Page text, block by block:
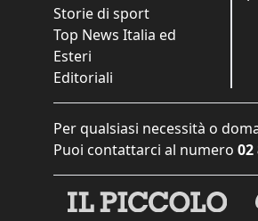
Storie di sport
Top News Italia ed
Esteri
Editoriali
Per qualsiasi necessità o
Puoi contattarci al numero 02